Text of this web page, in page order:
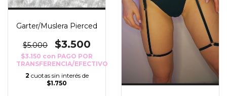
Garter/Muslera Pierced
$5.000 $3.500
$3.150 con PAGO POR
TRANSFERENCIA/EFECTIVO
2 cuotas sin interés de
$1.750